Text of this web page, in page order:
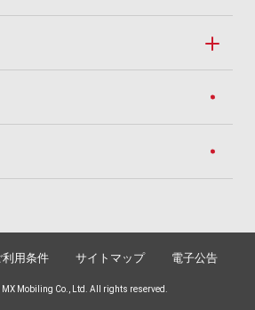
ョップ
ション
うMXモバイリング
・お知らせトップ
ティ
利用条件 サイトマップ 電子公告
Mobiling Co., Ltd. All rights reserved.